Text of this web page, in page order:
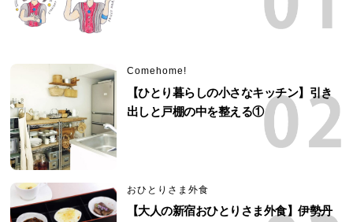
Comehome!
【ひとり暮らしの小さなキッチン】引き
出しと戸棚の中を整える①
おひとりさま外食
【大人の新宿おひとりさま外食】伊勢丹